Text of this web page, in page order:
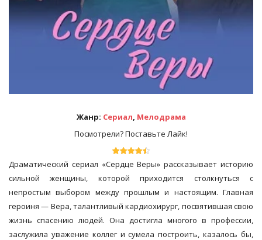
Жанр: Сериал, Мелодрама
Посмотрели? Поставьте Лайк!
Драматический сериал «Сердце Веры» рассказывает историю
сильной женщины, которой приходится столкнуться с
непростым выбором между прошлым и настоящим. Главная
героиня — Вера, талантливый кардиохирург, посвятившая свою
жизнь спасению людей. Она достигла многого в профессии,
заслужила уважение коллег и сумела построить, казалось бы,